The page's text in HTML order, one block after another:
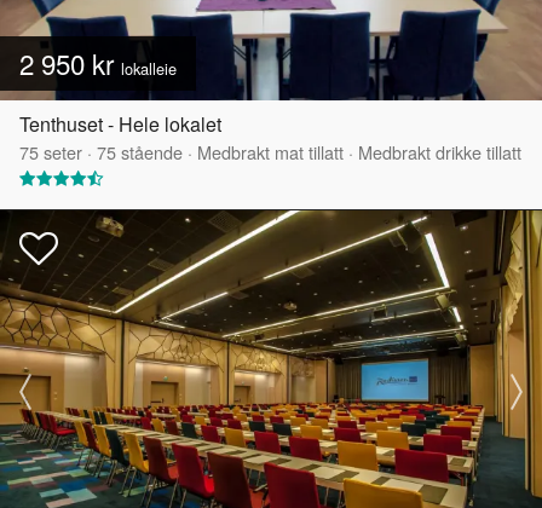
2 950 kr lokalleie
Tenthuset - Hele lokalet
75seter · 75stående · Medbrakt mat tillatt · Medbrakt drikke tillatt